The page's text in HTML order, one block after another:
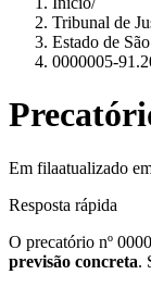
Tribunal de
Estado de
0000005-
Em filaatualizado
Resposta rápida
O precatório nº
previsão concreta.